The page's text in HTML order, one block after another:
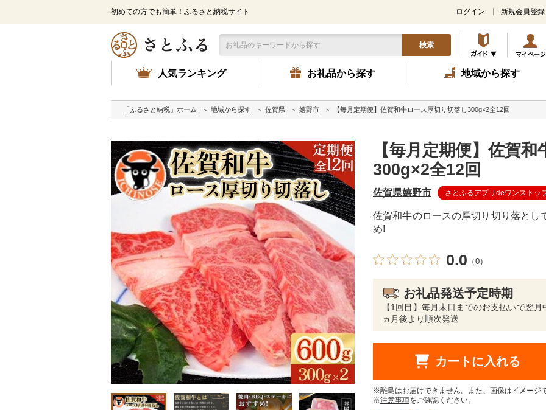
初めての方でも簡単！ふるさと納税サイト ログイン 新規会員登録
検索
人気ランキング お礼品から探す 地域から探す
「ふるさと納税」ホーム 地域から探す 佐賀県 嬉野市 【毎月定期便】佐賀和牛ロース厚切り切落し300g×2全12回
【毎月定期便】佐賀
300g×2全12回
佐賀県嬉野市 さとふるアプリdeワンストッ
佐賀和牛のロースの厚切り切り落とし
め!
0.0 （0）
お礼品発送予定時期
【1回目】毎月末日までのお支払いで翌
ヵ月後より順次発送
カートに入れる
※離島はお届けできません。また、画像はイメージ
※注意事項をご確認ください。